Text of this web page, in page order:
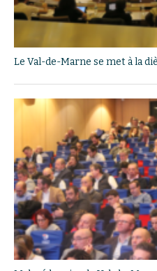
Le Val-de-Marne se met à la